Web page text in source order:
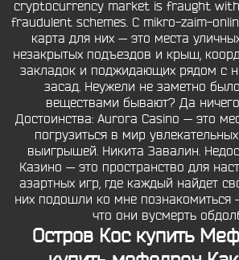
cryptocurrency market is fraught with
fraudulent schemes. С mikro-zaim-
карта для них — это места
незакрытых подъездов и крыш,
закладок и поджидающих рядом с
засад. Неужели не заметно
веществами бывают? Да
Достоинства: Aurora Casino — это
погрузиться в мир
выигрышей. Никита Завалин.
Казино — это пространство для
азартных игр, где каждый найдет
них подошли ко мне познакомиться
что они вусмерть
Остров Кос купить